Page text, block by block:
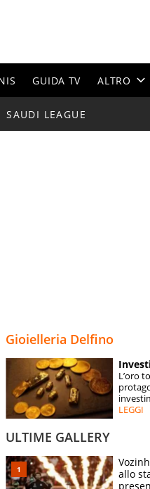
GUIDA TV ALTRO
ESPERTI
CONTATTI
SAUDI LEAGUE
Gioielleria Delfino
L’oro
LEGGI
ULTIME GALLERY
allo